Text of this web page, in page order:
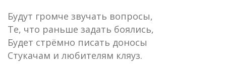
Будут громче звучать вопросы,
Те, что раньше задать боялись,
Будет стрёмно писать доносы
Стукачам и любителям кляуз.